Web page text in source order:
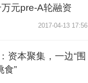
万元pre-A轮融资
2017-04-13 17:56
资本聚集，一边“围
食”